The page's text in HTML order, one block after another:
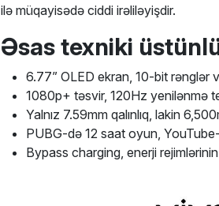
ilə müqayisədə ciddi irəliləyişdir.
Əsas texniki
6.77” OLED ekran, 10-bit rənglər
1080p+ təsvir, 120Hz yenilənmə
Yalnız 7.59mm qalınlıq, lakin
PUBG-də 12 saat oyun,
Bypass charging, enerji